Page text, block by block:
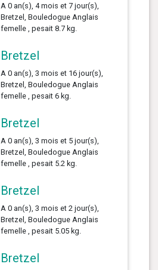
A 0 an(s), 4 mois et 7 jour(s),
Bretzel, Bouledogue Anglais
femelle , pesait 8.7 kg.
Bretzel
A 0 an(s), 3 mois et 16 jour(s),
Bretzel, Bouledogue Anglais
femelle , pesait 6 kg.
Bretzel
A 0 an(s), 3 mois et 5 jour(s),
Bretzel, Bouledogue Anglais
femelle , pesait 5.2 kg.
Bretzel
A 0 an(s), 3 mois et 2 jour(s),
Bretzel, Bouledogue Anglais
femelle , pesait 5.05 kg.
Bretzel